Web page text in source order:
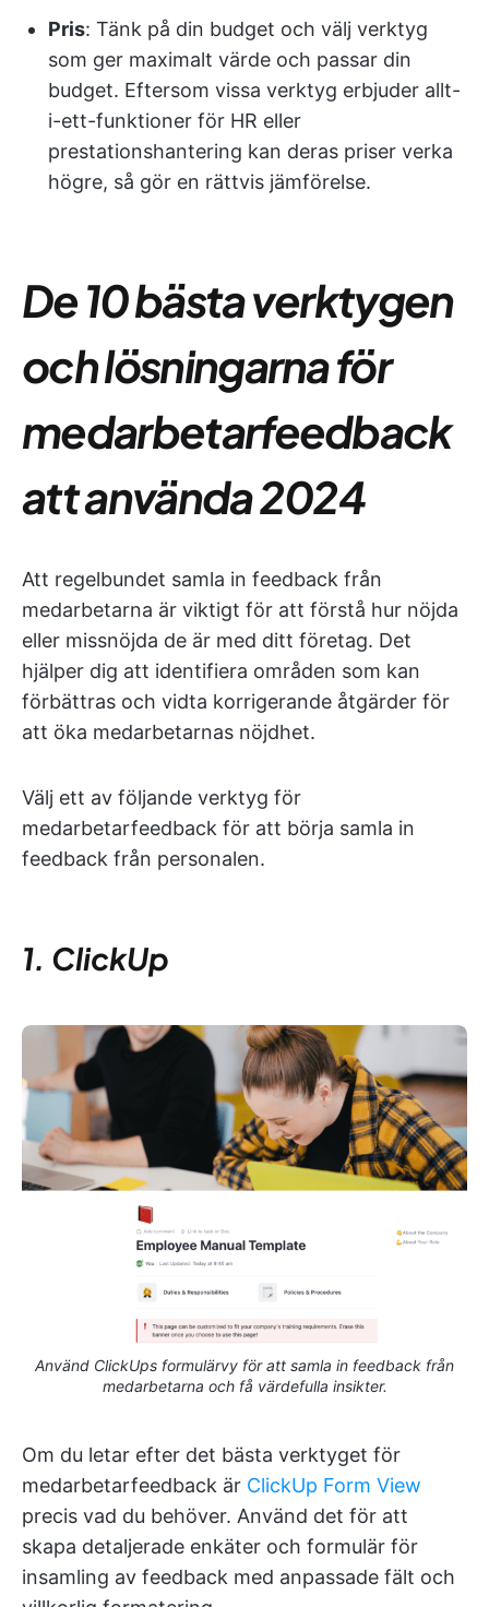
Pris: Tänk på din budget och välj verktyg
som ger maximalt värde och passar din
budget. Eftersom vissa verktyg erbjuder allt-
i-ett-funktioner för HR eller
prestationshantering kan deras priser verka
högre, så gör en rättvis jämförelse.
De 10 bästa verktygen
och lösningarna för
medarbetarfeedback
att använda 2024
Att regelbundet samla in feedback från
medarbetarna är viktigt för att förstå hur nöjda
eller missnöjda de är med ditt företag. Det
hjälper dig att identifiera områden som kan
förbättras och vidta korrigerande åtgärder för
att öka medarbetarnas nöjdhet.
Välj ett av följande verktyg för
medarbetarfeedback för att börja samla in
feedback från personalen.
1. ClickUp
Använd ClickUps formulärvy för att samla in feedback från
medarbetarna och få värdefulla insikter.
Om du letar efter det bästa verktyget för
medarbetarfeedback är ClickUp Form View
precis vad du behöver. Använd det för att
skapa detaljerade enkäter och formulär för
insamling av feedback med anpassade fält och